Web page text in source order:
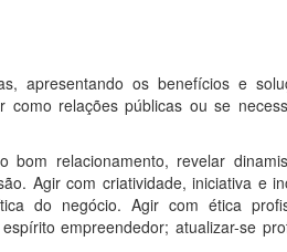
apresentando os benefícios e
como relações públicas ou se
relacionamento, revelar
Agir com criatividade, iniciativa e
do negócio. Agir com ética
empreendedor; atualizar-se